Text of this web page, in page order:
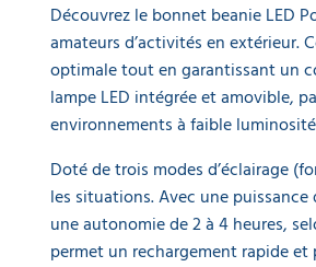
ART
DE
TABLE
GAMME
ÉCOLOGIQUE
PROMOS
Découvrez le bonnet beanie LED
amateurs d’activités en extérieur.
optimale tout en garantissant un
lampe LED intégrée et amovible,
environnements à faible
Doté de trois modes d’éclairage
les situations. Avec une puissance
une autonomie de 2 à 4 heures,
permet un rechargement rapide